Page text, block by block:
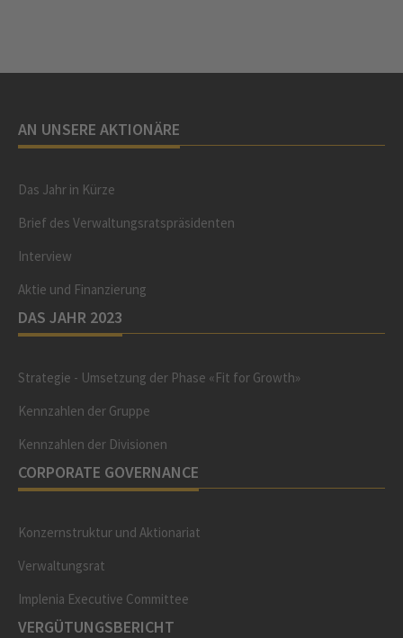
AN UNSERE AKTIONÄRE
Das Jahr in Kürze
Brief des Verwaltungsratspräsidenten
Interview
Aktie und Finanzierung
DAS JAHR 2023
Strategie - Umsetzung der Phase «Fit for Growth»
Kennzahlen der Gruppe
Kennzahlen der Divisionen
CORPORATE GOVERNANCE
Konzernstruktur und Aktionariat
Verwaltungsrat
Implenia Executive Committee
VERGÜTUNGSBERICHT